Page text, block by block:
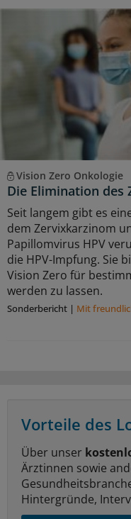
Vision Zero Onkologie
Die Elimination des
Seit langem gibt es
dem Zervixkarzinom
Papillomvirus HPV
die HPV-Impfung. Sie
Vision Zero für
werden zu lassen.
Sonderbericht | Mit
Vorteile des
Über unser
Ärztinnen sowie
Hintergründe,